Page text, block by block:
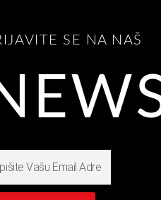
SE NA NAŠ